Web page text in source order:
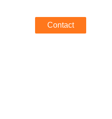
Contact